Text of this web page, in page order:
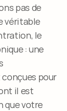
pas de
véritable
le
: une
pour
il est
que votre